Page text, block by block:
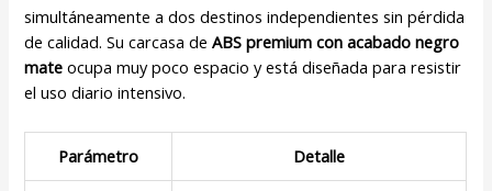
simultáneamente a dos destinos independientes sin pérdida
de calidad. Su carcasa deABS premium con acabado negro
mate ocupa muy poco espacio y está diseñada para resistir
el uso diario intensivo.
Parámetro Detalle